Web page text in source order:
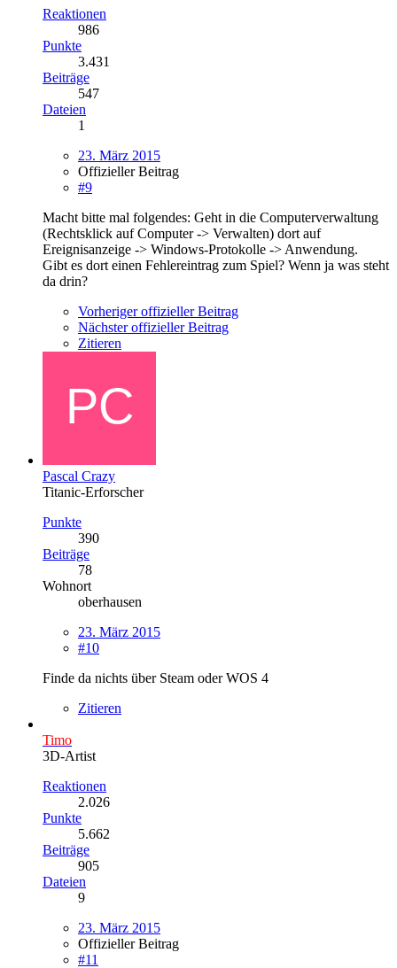
Reaktionen
986
Punkte
3.431
Beiträge
547
Dateien
1
23. März 2015
Offizieller Beitrag
#9
Macht bitte mal folgendes: Geht in die Computerverwaltung
(Rechtsklick auf Computer -> Verwalten) dort auf
Ereignisanzeige -> Windows-Protokolle -> Anwendung.
Gibt es dort einen Fehlereintrag zum Spiel? Wenn ja was steht
da drin?
Vorheriger offizieller Beitrag
Nächster offizieller Beitrag
Zitieren
Pascal Crazy
Titanic-Erforscher
Punkte
390
Beiträge
78
Wohnort
oberhausen
23. März 2015
#10
Finde da nichts über Steam oder WOS 4
Zitieren
Timo
3D-Artist
Reaktionen
2.026
Punkte
5.662
Beiträge
905
Dateien
9
23. März 2015
Offizieller Beitrag
#11